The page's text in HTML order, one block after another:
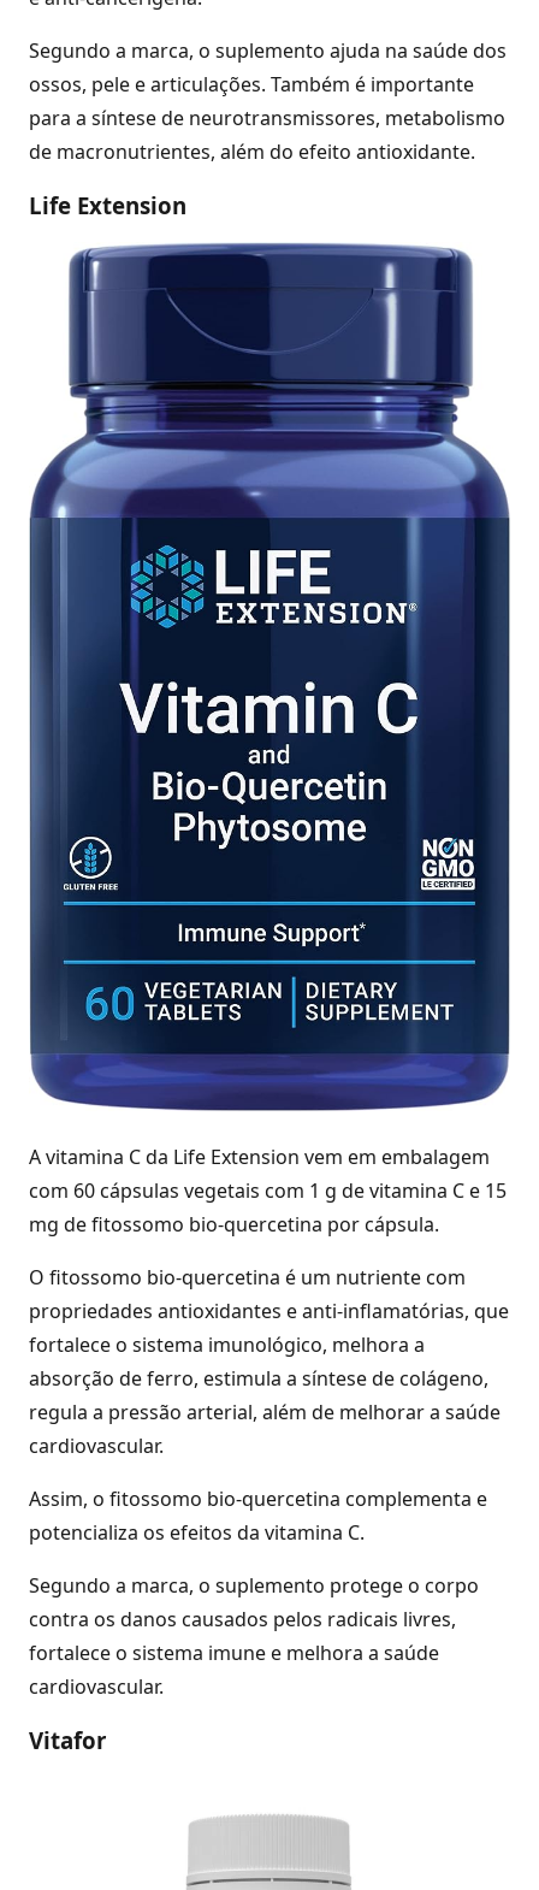
Segundo a marca, o suplemento ajuda na saúde dos
ossos, pele e articulações. Também é importante
para a síntese de neurotransmissores, metabolismo
de macronutrientes, além do efeito antioxidante.
Life Extension
A vitamina C da Life Extension vem em embalagem
com 60 cápsulas vegetais com 1 g de vitamina C e 15
mg de fitossomo bio-quercetina por cápsula.
O fitossomo bio-quercetina é um nutriente com
propriedades antioxidantes e anti-inflamatórias, que
fortalece o sistema imunológico, melhora a
absorção de ferro, estimula a síntese de colágeno,
regula a pressão arterial, além de melhorar a saúde
cardiovascular.
Assim, o fitossomo bio-quercetina complementa e
potencializa os efeitos da vitamina C.
Segundo a marca, o suplemento protege o corpo
contra os danos causados pelos radicais livres,
fortalece o sistema imune e melhora a saúde
cardiovascular.
Vitafor